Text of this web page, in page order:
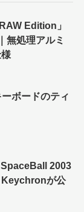
Edition」
無処理アルミ
ボードのティ
2003
Keychronが公